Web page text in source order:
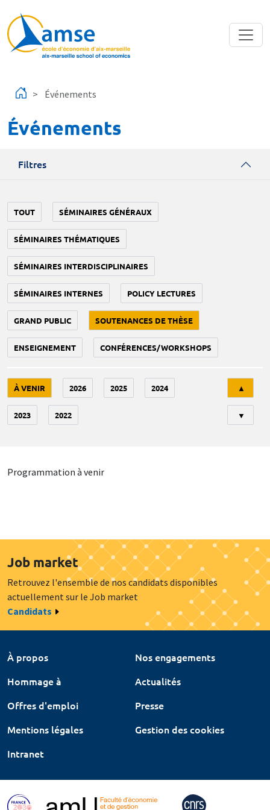
Événements
Événements
Filtres
TOUT SÉMINAIRES GÉNÉRAUX
SÉMINAIRES THÉMATIQUES
SÉMINAIRES INTERDISCIPLINAIRES
SÉMINAIRES INTERNES POLICY LECTURES
GRAND PUBLIC SOUTENANCES DE THÈSE
ENSEIGNEMENT CONFÉRENCES/WORKSHOPS
À VENIR 2026 2025 2024
2023 2022
▲
▼
Programmation à venir
Job market
Retrouvez l'ensemble de nos candidats disponibles
actuellement sur le Job market
Candidats
À propos
Nos engagements
Hommage à
Actualités
Offres d'emploi
Presse
Mentions légales
Gestion des cookies
Intranet